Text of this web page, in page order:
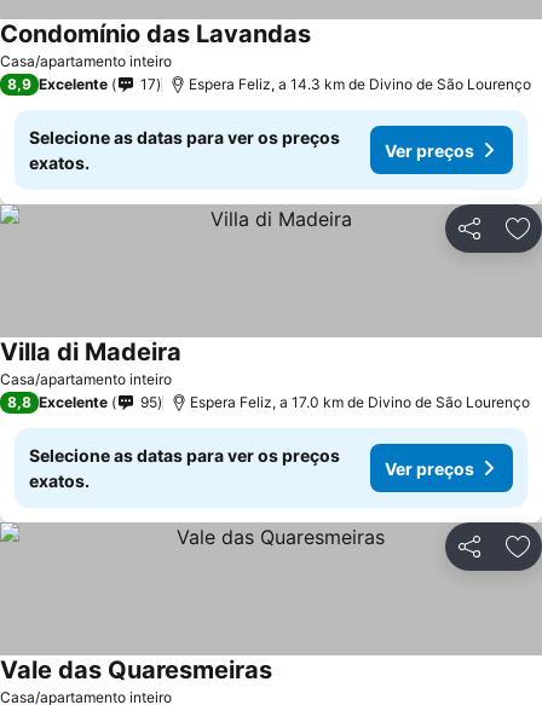
Casa/apartamento inteiro
Condomínio das LavandasVer preços
8,9 Excelente 17 Espera Feliz, a 14.3 km de Divino de São Lourenço
Selecione as datas para ver os preços
exatos.
Ver preços
Partilhar
Casa/apartamento inteiro
Villa di Madeira
8,8 Excelente 95 Espera Feliz, a 17.0 km de Divino de São Lourenço
Selecione as datas para ver os preços
exatos.
Ver preços
Partilhar
Casa/apartamento inteiro
Vale das QuaresmeirasVer preços